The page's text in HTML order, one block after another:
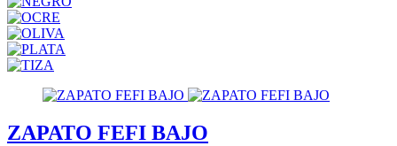
ZAPATO FEFI BAJO